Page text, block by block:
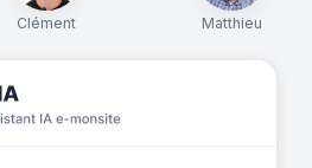
Clément Matthieu